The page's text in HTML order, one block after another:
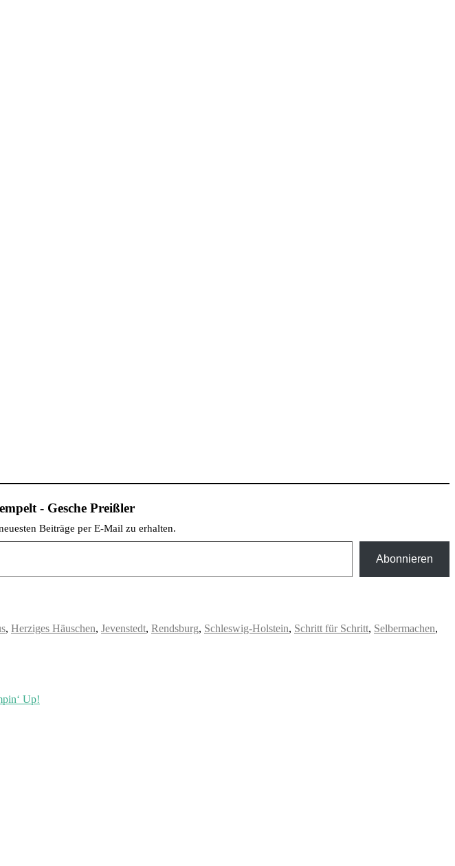
- Gesche Preißler
Beiträge per E-Mail zu erhalten.
Abonnieren
, Herziges Häuschen, Jevenstedt, Rendsburg, Schleswig-Holstein, Schritt für Schritt, Selbermachen,
Up!